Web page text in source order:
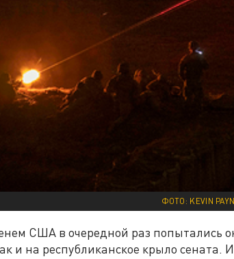
ФОТО: KEVIN
США в очередной раз попытались
и на республиканское крыло сената.